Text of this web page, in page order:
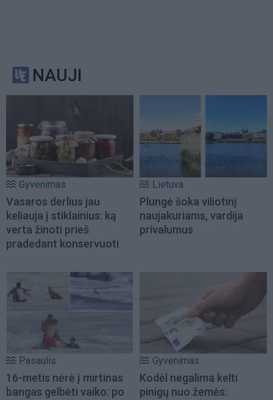
NAUJI
Gyvenimas
Vasaros derlius jau
keliauja į stiklainius: ką
verta žinoti prieš
pradedant konservuoti
Lietuva
Plungė šoka viliotinį
naujakuriams, vardija
privalumus
Pasaulis
16-metis nėrė į mirtinas
bangas gelbėti vaiko: po
Gyvenimas
Kodėl negalima kelti
pinigų nuo žemės: